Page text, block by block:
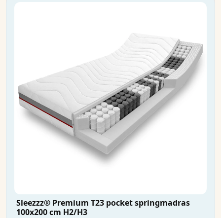
Sleezzz® Premium T23 pocket springmadras
100x200 cm H2/H3